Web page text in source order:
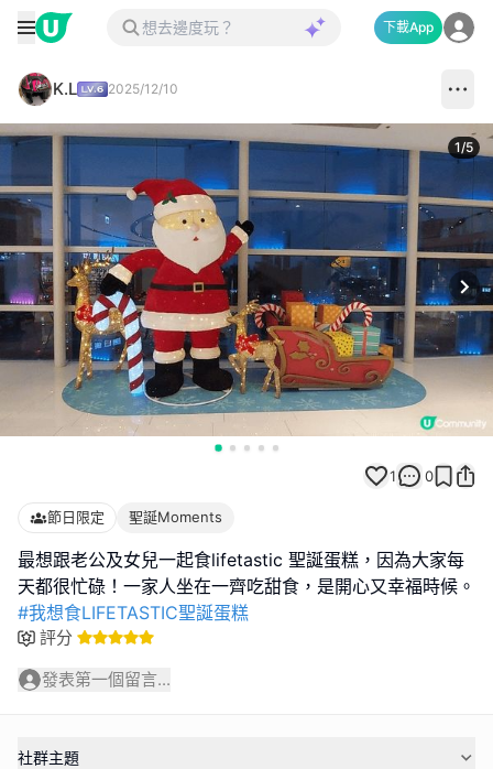
下載App
K.L 2025/12/10
1/5
1 0
節日限定 聖誕Moments
最想跟老公及女兒一起食lifetastic 聖誕蛋糕，因為大家每
#我想食LIFETASTIC聖誕蛋糕
評分
發表第一個留言...
社群主題